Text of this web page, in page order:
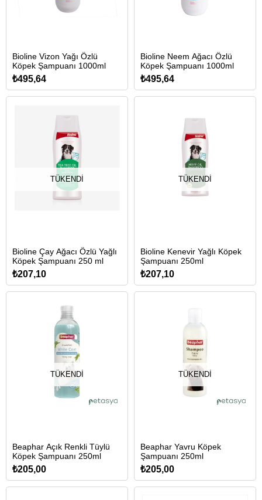
Bioline Vizon Yağı Özlü
Köpek Şampuanı 1000ml
₺495,64
Bioline Neem Ağacı Özlü
Köpek Şampuanı 1000ml
₺495,64
TÜKENDI
Bioline Çay Ağacı Özlü Yağlı
Köpek Şampuanı 250 ml
₺207,10
TÜKENDI
Bioline Kenevir Yağlı Köpek
Şampuanı 250ml
₺207,10
TÜKENDI
Beaphar Açık Renkli Tüylü
Köpek Şampuanı 250ml
₺205,00
TÜKENDI
Beaphar Yavru Köpek
Şampuanı 250ml
₺205,00